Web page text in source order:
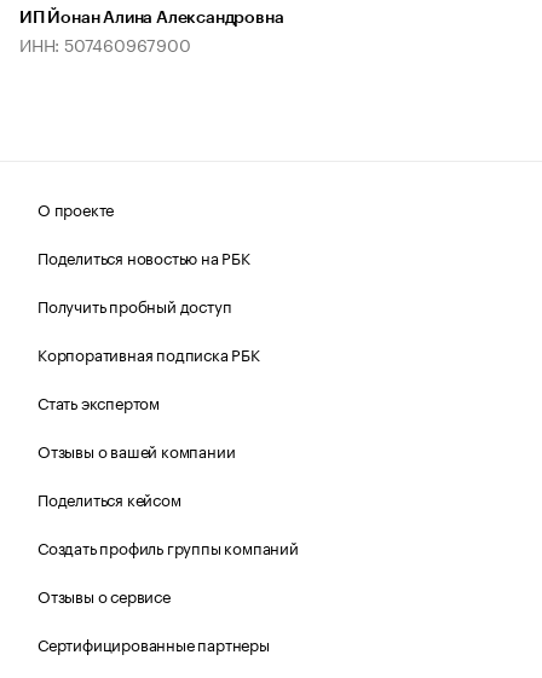
ИП Йонан Алина Александровна
ИНН: 507460967900
О проекте
Поделиться новостью на РБК
Получить пробный доступ
Корпоративная подписка РБК
Стать экспертом
Отзывы о вашей компании
Поделиться кейсом
Создать профиль группы компаний
Отзывы о сервисе
Сертифицированные партнеры